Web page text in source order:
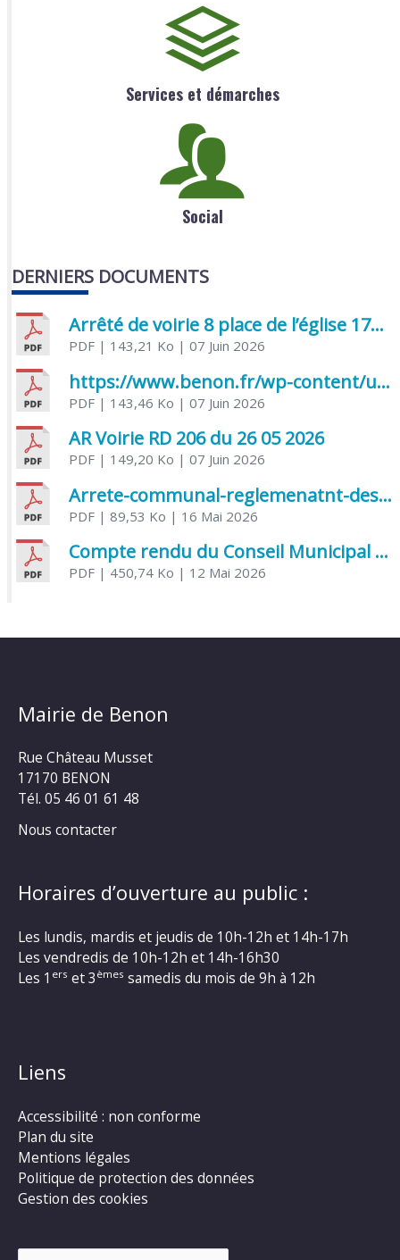
Services et démarches
Social
DERNIERS DOCUMENTS
Arrêté de voirie 8 place de l’église 17170 Benon
PDF| 143,21 Ko | 07 Juin 2026
https://www.benon.fr/wp-content/uploads/2026/06/AR-Voirie-Chemin-de-Lafond-du-26-05-2026.pdf
PDF| 143,46 Ko | 07 Juin 2026
AR Voirie RD 206 du 26 05 2026
PDF| 149,20 Ko | 07 Juin 2026
Arrete-communal-reglemenatnt-des-bruits-de-voisinage-et-des-activites-bruyantes
PDF| 89,53 Ko | 16 Mai 2026
Compte rendu du Conseil Municipal du 06 mai 2026
PDF| 450,74 Ko | 12 Mai 2026
Mairie de Benon
Rue Château Musset
17170 BENON
Tél. 05 46 01 61 48
Nous contacter
Horaires d’ouverture au public :
Les lundis, mardis et jeudis de 10h-12h et 14h-17h
Les vendredis de 10h-12h et 14h-16h30
Les 1 ers et 3 èmes samedis du mois de 9h à 12h
Liens
Accessibilité : non conforme
Plan du site
Mentions légales
Politique de protection des données
Gestion des cookies